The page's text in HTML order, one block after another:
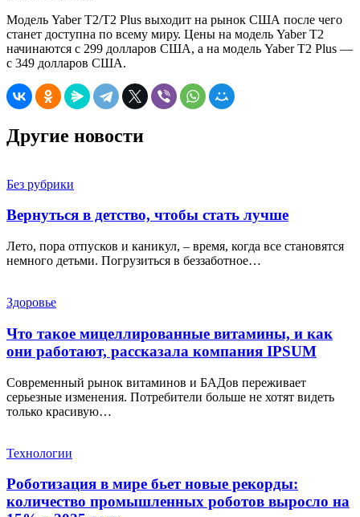
Модель Yaber T2/T2 Plus выходит на рынок США после чего
станет доступна по всему миру. Цены на модель Yaber T2
начинаются с 299 долларов США, а на модель Yaber T2 Plus —
с 349 долларов США.
Другие новости
Без рубрики
Вернуться в детство, чтобы стать лучше
Лето, пора отпусков и каникул, – время, когда все становятся
немного детьми. Погрузиться в беззаботное…
Здоровье
Что такое мицеллированные витамины, и как
они работают, рассказала компания IPSUM
Современный рынок витаминов и БАДов переживает
серьезные изменения. Потребители больше не хотят видеть
только красивую…
Технологии
Роботизация в мире бьет новые рекорды:
количество промышленных роботов выросло на